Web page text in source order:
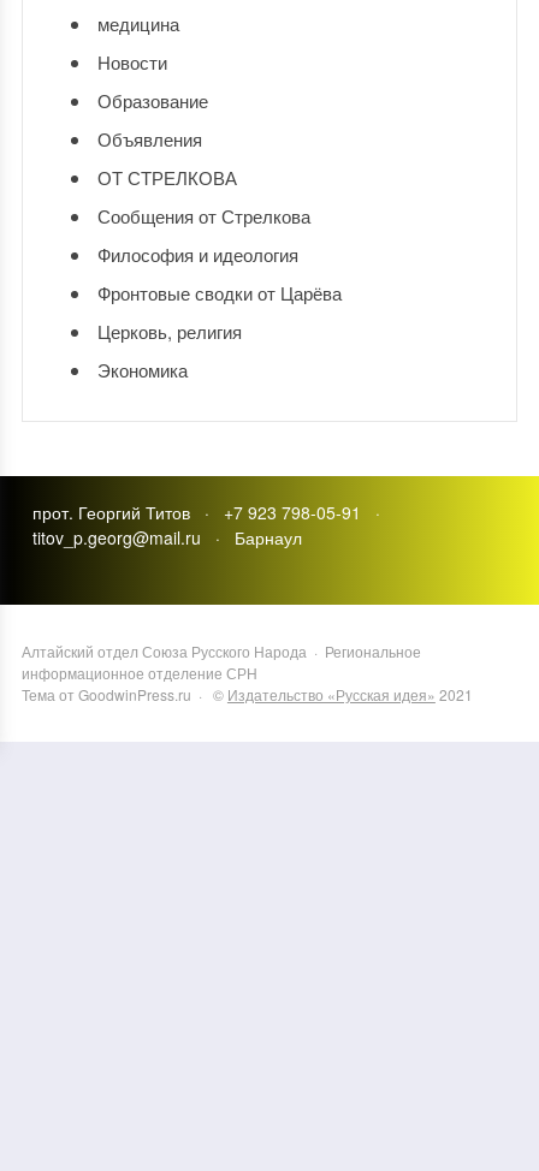
медицина
Новости
Образование
Объявления
ОТ СТРЕЛКОВА
Сообщения от Стрелкова
Философия и идеология
Фронтовые сводки от Царёва
Церковь, религия
Экономика
прот. Георгий Титов · +7 923 798-05-91 ·
titov_p.georg@mail.ru · Барнаул
Алтайский отдел Союза Русского Народа · Региональное
информационное отделение СРН
Тема от GoodwinPress.ru · © Издательство «Русская идея» 2021